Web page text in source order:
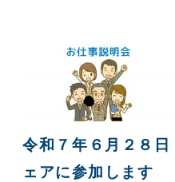
令和７年６月２８
ェアに参加します